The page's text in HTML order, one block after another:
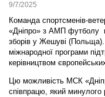
9/7/2025
Команда спортсменів-
«Дніпро» з АМП футболу
зборів у Жешуві
міжнародної програми
керівництвом
Цю можливість МСК
співпрацю, який минулого